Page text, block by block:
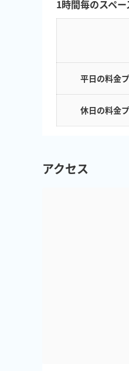
1時間毎のスペー
平日の料金
休日の料金
アクセス